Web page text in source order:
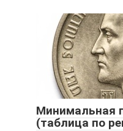
Минимальная
(таблица по